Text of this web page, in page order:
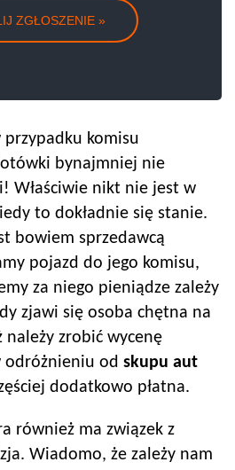
komisu
bynajmniej nie
Właściwie nikt nie jest w
to dokładnie się stanie.
bowiem sprzedawcą
pojazd do jego komisu,
za niego pieniądze zależy
zjawi się osoba chętna na
należy zrobić wycenę
odróżnieniu od skupu aut
dodatkowo płatna.
również ma związek z
Wiadomo, że zależy nam